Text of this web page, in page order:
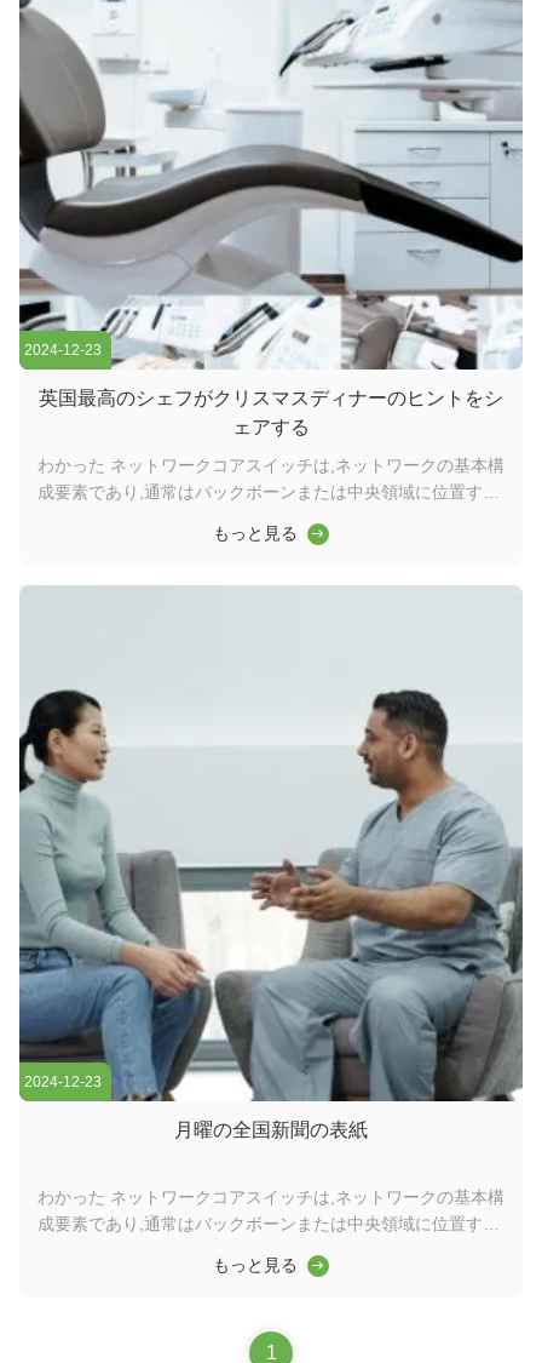
2024-12-23
英国最高のシェフがクリスマスディナーのヒントをシ
ェアする
わかった ネットワークコアスイッチは,ネットワークの基本構
成要素であり,通常はバックボーンまたは中央領域に位置する.
保する上で重要な役割を果たしますワイダーコアスイッチは,
つ必要があります. そのため,迅速で完全な管理スイッチである
もっと見る
2024-12-23
月曜の全国新聞の表紙
わかった ネットワークコアスイッチは,ネットワークの基本構
成要素であり,通常はバックボーンまたは中央領域に位置する.
保する上で重要な役割を果たしますワイダーコアスイッチは,
ゲートウェイとして機能し,ルーターを通じてサーバー,インタ
ーネットサービスプロバイダー (ISP) との接続を容易にする.
もっと見る
1